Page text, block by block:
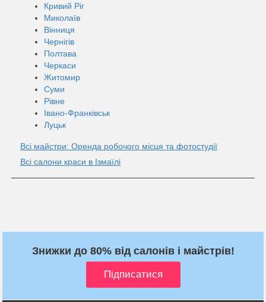
Кривий Ріг
Миколаїв
Вінниця
Чернігів
Полтава
Черкаси
Житомир
Суми
Рівне
Івано-Франківськ
Луцьк
Всі майстри: Оренда робочого місця та фотостудії
Всі салони краси в Ізмаїлі
Знижки до 80% від салонів і майстрів!